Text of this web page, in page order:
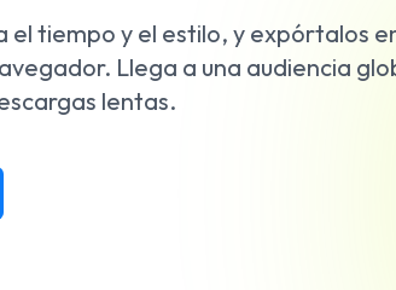
el tiempo y el estilo, y expórtalos
Llega a una audiencia
lentas.